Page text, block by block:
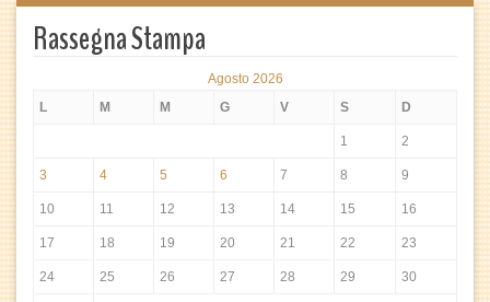
Rassegna Stampa
Agosto 2026
L
M M G V S D
1 2
3 4 5 6 7 8 9
10 11 12 13 14 15 16
17 18 19 20 21 22 23
24 25 26 27 28 29 30